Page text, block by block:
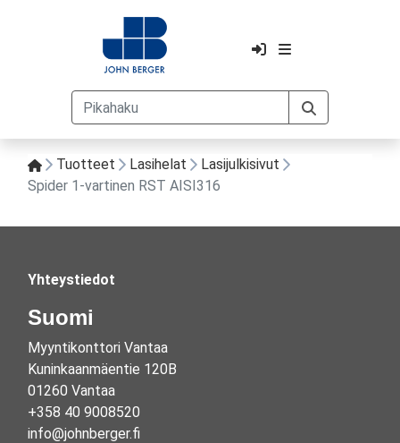
Tuotteet Lasihelat
Lasijulkisivut
Spider 1-vartinen RST AISI316
Yhteystiedot
Suomi
Myyntikonttori Vantaa
Kuninkaanmäentie 120B
01260 Vantaa
+358 40 9008520
info@johnberger.fi